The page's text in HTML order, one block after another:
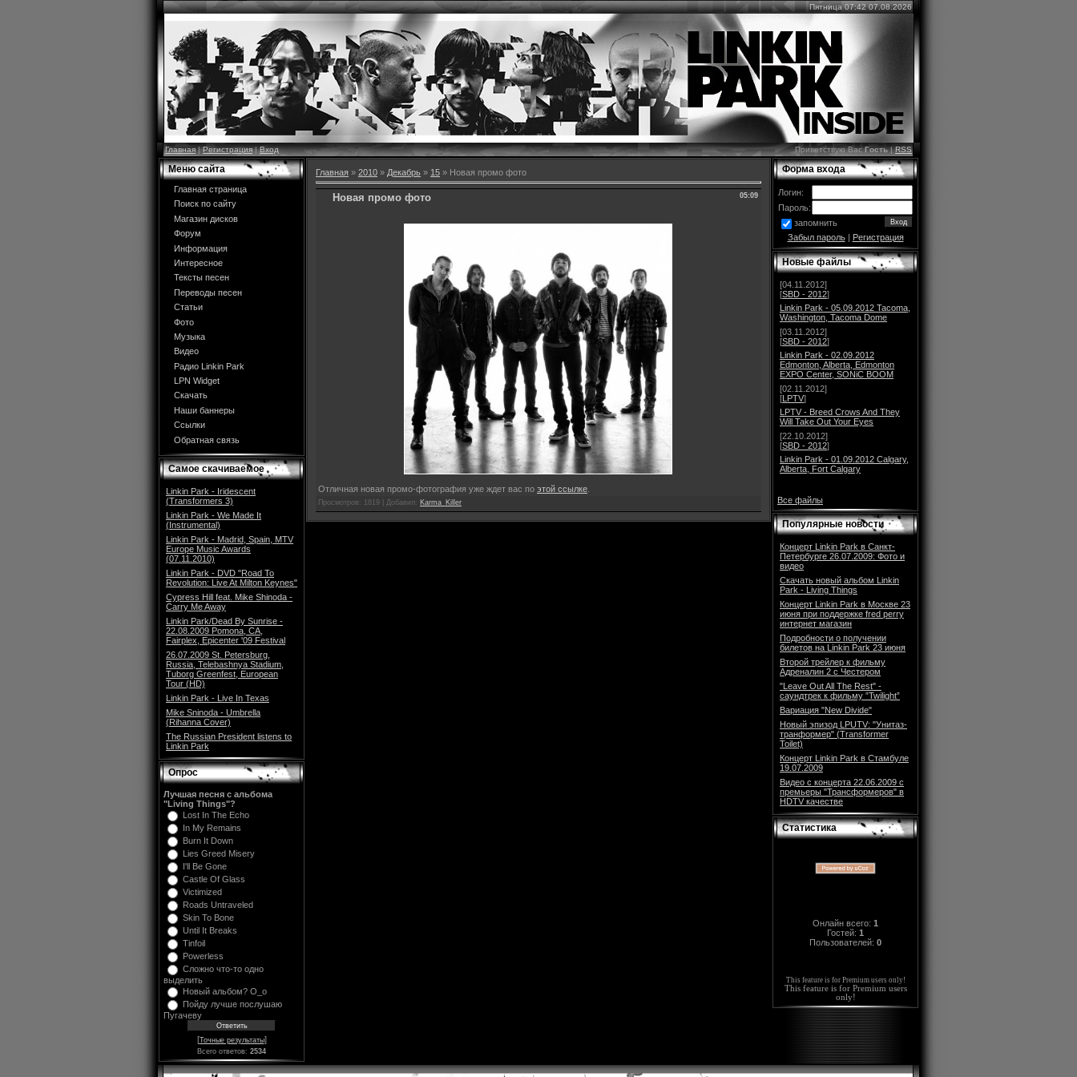
Пятница 07:42 07.08.2026
Главная|Регистрация|Вход Приветствую ВасГость|RSS
Меню сайта
Главная страница
Поиск по сайту
Магазин дисков
Форум
Информация
Интересное
Тексты песен
Переводы песен
Статьи
Фото
Музыка
Видео
Радио Linkin Park
LPN Widget
Скачать
Наши баннеры
Ссылки
Обратная связь
Самое скачиваемое
Linkin Park - Iridescent
(Transformers 3)
Linkin Park - We Made It
(Instrumental)
Linkin Park - Madrid, Spain, MTV
Europe Music Awards
(07.11.2010)
Linkin Park - DVD "Road To
Revolution: Live At Milton Keynes"
Cypress Hill feat. Mike Shinoda -
Carry Me Away
Linkin Park/Dead By Sunrise -
22.08.2009 Pomona, CA,
Fairplex, Epicenter '09 Festival
26.07.2009 St. Petersburg,
Russia, Telebashnya Stadium,
Tuborg Greenfest, European
Tour (HD)
Linkin Park - Live In Texas
Mike Sninoda - Umbrella
(Rihanna Cover)
The Russian President listens to
Linkin Park
Опрос
Лучшая песня с альбома
"Living Things"?
Lost In The Echo
In My Remains
Burn It Down
Lies Greed Misery
I'll Be Gone
Castle Of Glass
Victimized
Roads Untraveled
Skin To Bone
Until It Breaks
Tinfoil
Powerless
Сложно что-то одно
выделить
Новый альбом? O_o
Пойду лучше послушаю
Пугачеву
[Точные результаты]
Всего ответов: 2534
Главная » 2010 » Декабрь » 15 » Новая промо фото
05:09
Новая промо фото
Отличная новая промо-фотография уже ждет вас по этой ссылке
Просмотров : 1819 | Добавил: Karma_Killer
Форма входа
Логин:
Пароль:
запомнить
Забыл пароль| Регистрация
Новые файлы
[04.11.2012]
[SBD - 2012]
Linkin Park - 05.09.2012 Tacoma,
Washington, Tacoma Dome
[03.11.2012]
[SBD - 2012]
Linkin Park - 02.09.2012
Edmonton, Alberta, Edmonton
EXPO Center, SONiC BOOM
[02.11.2012]
[LPTV]
LPTV - Breed Crows And They
Will Take Out Your Eyes
[22.10.2012]
[SBD - 2012]
Linkin Park - 01.09.2012 Calgary,
Alberta, Fort Calgary
Все файлы
Популярные новости
Концерт Linkin Park в Санкт-
Петербурге 26.07.2009: Фото и
видео
Скачать новый альбом Linkin
Park - Living Things
Концерт Linkin Park в Москве 23
июня при поддержке fred perry
интернет магазин
Подробности о получении
билетов на Linkin Park 23 июня
Второй трейлер к фильму
Адреналин 2 с Честером
"Leave Out All The Rest" -
саундтрек к фильму ”Twilight”
Вариация "New Divide"
Новый эпизод LPUTV: "Унитаз-
транформер" (Transformer
Toilet)
Концерт Linkin Park в Стамбуле
19.07.2009
Видео с концерта 22.06.2009 с
премьеры "Трансформеров" в
HDTV качестве
Статистика
Онлайн всего: 1
Гостей: 1
Пользователей: 0
This feature is for Premium users only!
This feature is for Premium users
only!